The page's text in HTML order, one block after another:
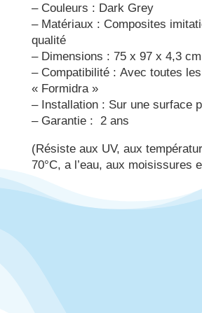
– Couleurs : Dark Grey
– Matériaux : Composites
qualité
– Dimensions : 75 x 97 x 4,3 cm
– Compatibilité : Avec toutes
« Formidra »
– Installation : Sur une surface
– Garantie : 2 ans
(Résiste aux UV, aux
70°C, a l’eau, aux moisissures